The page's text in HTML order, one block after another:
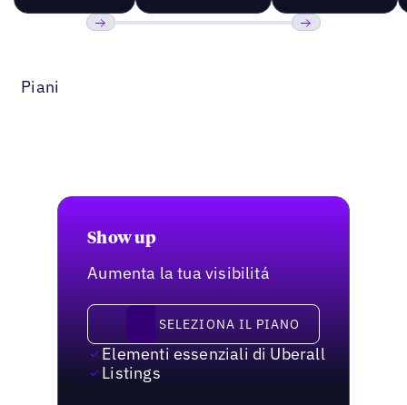
Piani
Show up
Aumenta la tua visibilitá
Seleziona il pianoSELEZIONA IL PIANO
Elementi essenziali di Uberall
Listings